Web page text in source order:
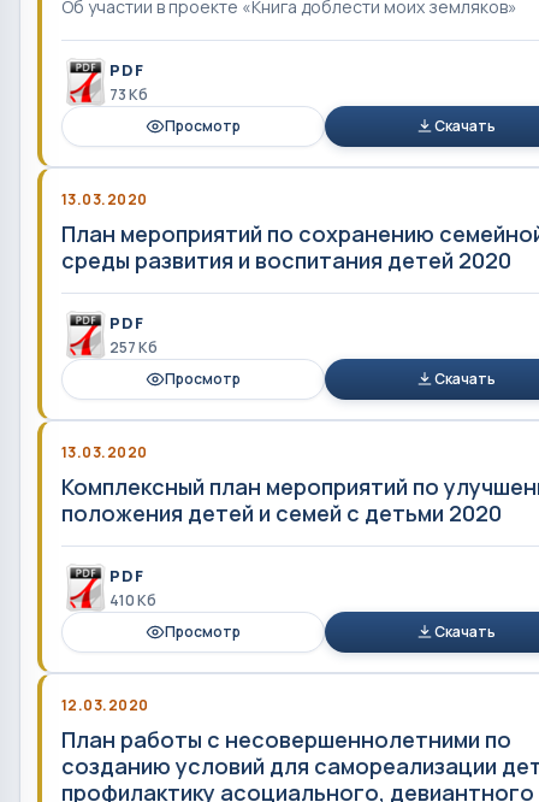
Об участии в проекте «Книга доблести моих земляков»
PDF
73 Кб
Просмотр
Скачать
13.03.2020
План мероприятий по сохранению
среды развития и воспитания детей 2020
PDF
257 Кб
Просмотр
Скачать
13.03.2020
Комплексный план мероприятий по
положения детей и семей с детьми 2020
PDF
410 Кб
Просмотр
Скачать
12.03.2020
План работы с несовершеннолетними по
созданию условий для самореализации
профилактику асоциального, девиантного